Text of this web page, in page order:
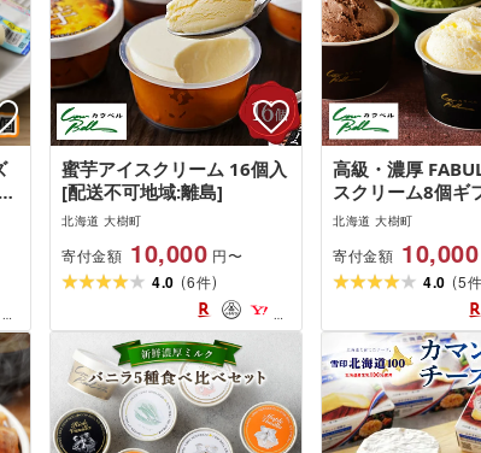
蜜芋アイスクリーム 16個入
[配送不可地域:離島]
北海道 大樹町
寄付金額 10,000 円〜
4.0 (6件)
高級・濃厚
スクリーム8個ギ
_ アイス ジェラー
ギフトセット プレ
り物 人気 美味し
バニラ チョコレ
不可地域:離島]
北海道 大樹町
寄付金額 10,000
4.0 (5件